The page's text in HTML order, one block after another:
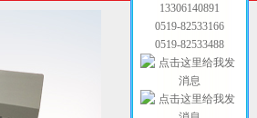
13306140891
0519-82533166
0519-82533488